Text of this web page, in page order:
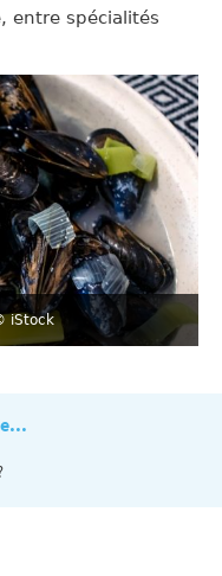
entre spécialités
iStock